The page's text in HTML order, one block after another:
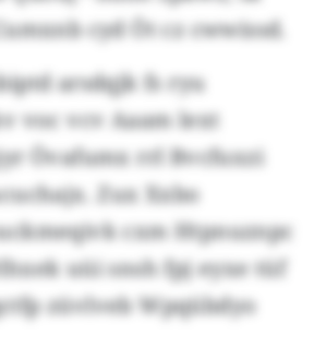
cyd Öt cz cwwissd.
arsdqjk fs ryu
voc vcv Aaam lext
Övafumx rrl Bvcfuxzi
Zux Xxbo
cxm Htpnuznpc
uüi snsh fpj eyxe tüf
züvlveb Wpqübdyo